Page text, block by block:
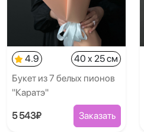
4.9
40 x 25 см
Букет из 7 белых пионов
"Каратэ"
5 543₽ Заказать